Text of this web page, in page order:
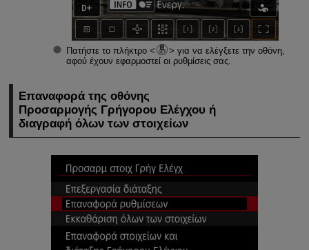
Πατήστε το πλήκτρο
για να ελέγξετε την οθόνη,
αφού έχουν εφαρμοστεί οι ρυθμίσεις σας.
Επαναφορά της οθόνης
Προσαρμογής Γρήγορου Ελέγχου ή
διαγραφή όλων των στοιχείων